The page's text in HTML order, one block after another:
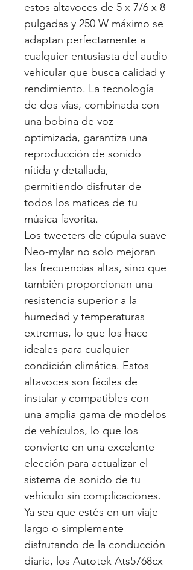
estos altavoces de 5 x 7/6 x 8
pulgadas y 250 W máximo se
adaptan perfectamente a
cualquier entusiasta del audio
vehicular que busca calidad y
rendimiento. La tecnología
de dos vías, combinada con
una bobina de voz
optimizada, garantiza una
reproducción de sonido
nítida y detallada,
permitiendo disfrutar de
todos los matices de tu
música favorita.
Los tweeters de cúpula suave
Neo-mylar no solo mejoran
las frecuencias altas, sino que
también proporcionan una
resistencia superior a la
humedad y temperaturas
extremas, lo que los hace
ideales para cualquier
condición climática. Estos
altavoces son fáciles de
instalar y compatibles con
una amplia gama de modelos
de vehículos, lo que los
convierte en una excelente
elección para actualizar el
sistema de sonido de tu
vehículo sin complicaciones.
Ya sea que estés en un viaje
largo o simplemente
disfrutando de la conducción
diaria, los Autotek Ats5768cx